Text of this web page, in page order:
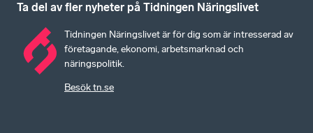
Ta del av fler nyheter på Tidningen Näringslivet
Tidningen Näringslivet är för dig som är intresserad av
företagande, ekonomi, arbetsmarknad och
näringspolitik.
Besök tn.se